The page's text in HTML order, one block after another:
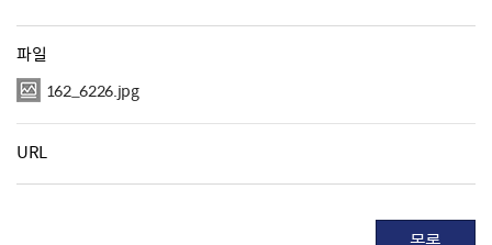
파일
162_6226.jpg
URL